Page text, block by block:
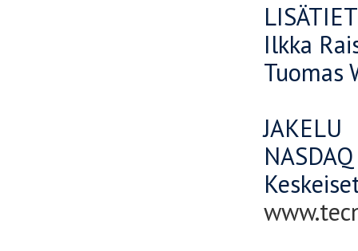
Ilkka
Tuomas
JAKELU